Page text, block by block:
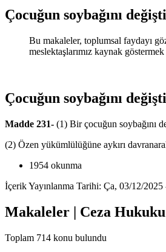
Çocuğun soybağını
Bu makaleler, toplumsal faydayı
meslektaşlarımız kaynak
Çocuğun soybağını
Madde 231- (1) Bir çocuğun soybağını
(2) Özen yükümlülüğüne aykırı
1954 okunma
İçerik Yayınlanma Tarihi: Ça, 03/12/2025
Makaleler | Ceza
Toplam 714 konu bulundu